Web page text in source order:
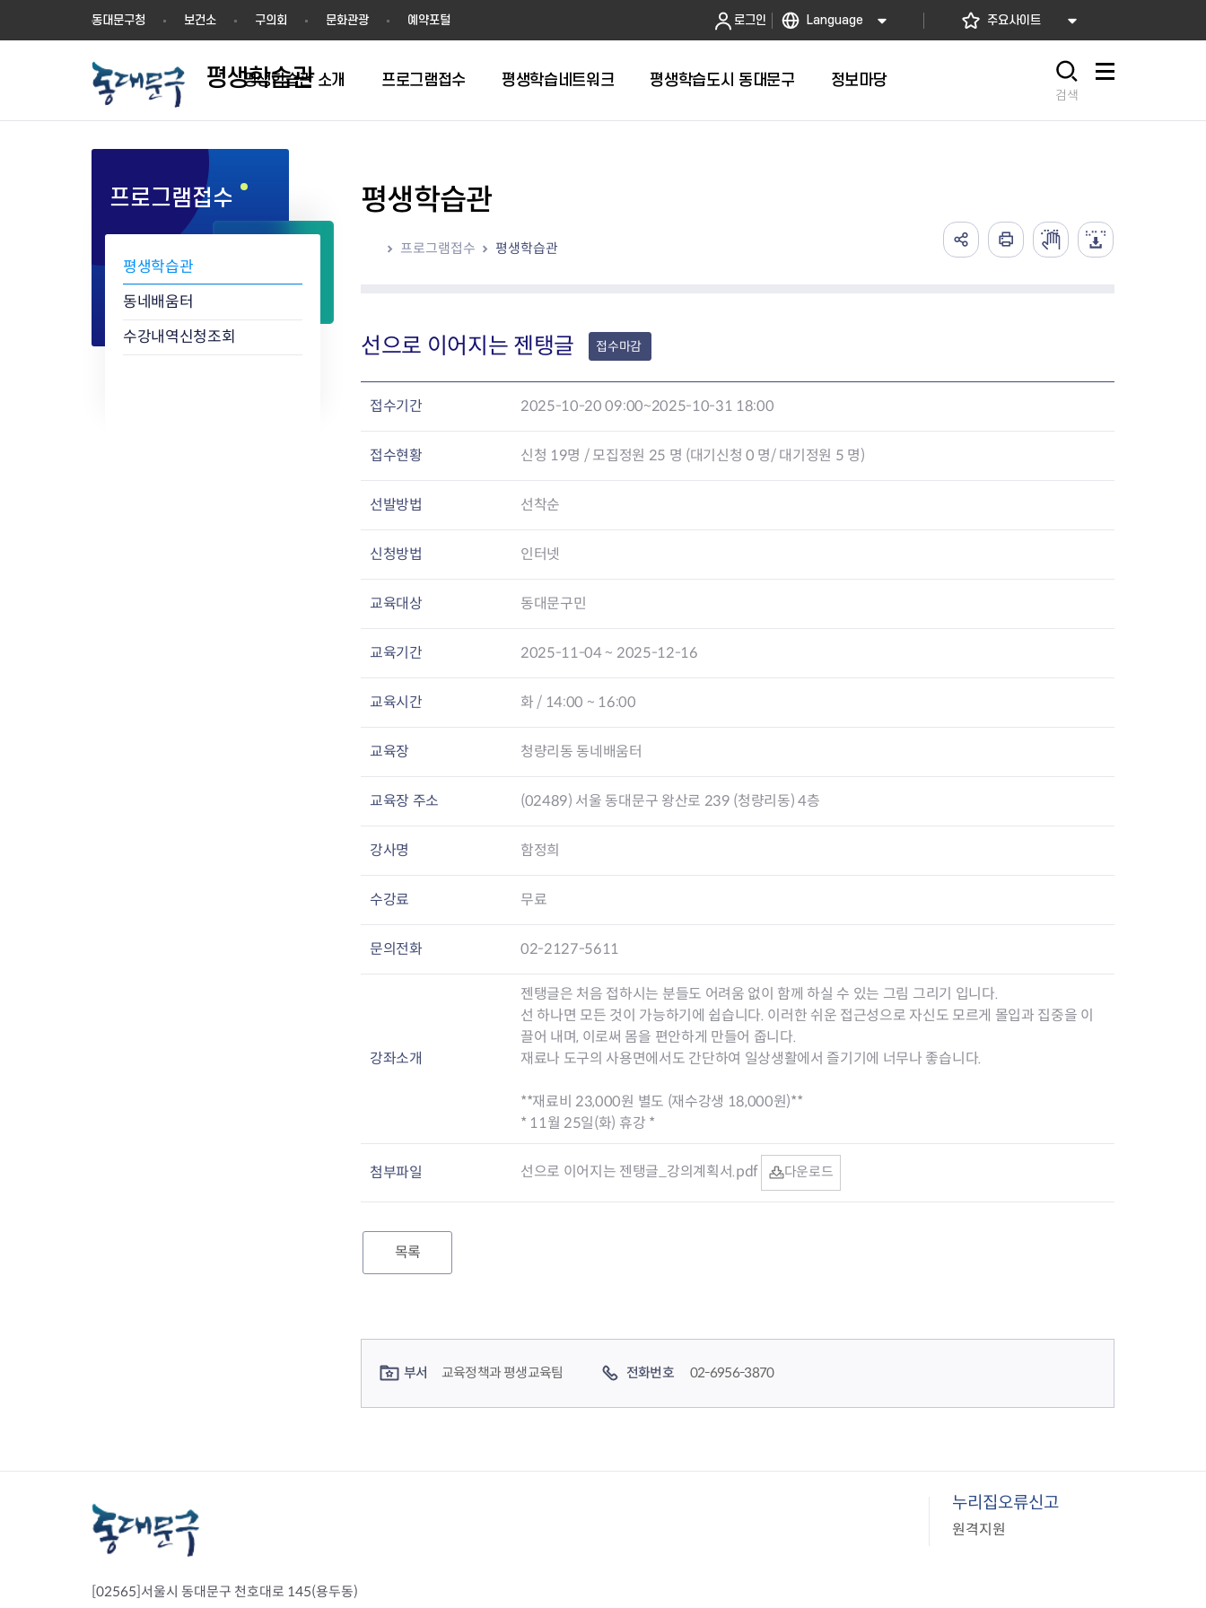
동대문구청 보건소 구의회 문화관광 예약포털 로그인 Language 주요사이트
평생학습관
평생학습관 소개 프로그램접수 평생학습네트워크
학습동아리 인증절차
학습동아리 현황
평생학습도시 동대문구 정보마당
검색
사이트맵
프로그램접수
평생학습관
동네배움터
수강내역신청조회
평생학습관
프로그램접수 평생학습관
선으로 이어지는 젠탱글 접수마감
접수기간 2025-10-20 09:00~2025-10-31 18:00
접수현황 신청 19명 / 모집정원 25 명 (대기신청 0 명/ 대기정원 5 명)
선발방법 선착순
신청방법 인터넷
교육대상 동대문구민
교육기간 2025-11-04 ~ 2025-12-16
교육시간 화 / 14:00 ~ 16:00
교육장 청량리동 동네배움터
교육장 주소 (02489) 서울 동대문구 왕산로 239 (청량리동) 4층
강사명 함정희
수강료 무료
문의전화 02-2127-5611
강좌소개
젠탱글은 처음 접하시는 분들도 어려움 없이 함께 하실 수 있는 그림 그리기 입니다.
선 하나면 모든 것이 가능하기에 쉽습니다. 이러한 쉬운 접근성으로 자신도 모르게 몰입과 집중을 이
끌어 내며, 이로써 몸을 편안하게 만들어 줍니다.
재료나 도구의 사용면에서도 간단하여 일상생활에서 즐기기에 너무나 좋습니다.
**재료비 23,000원 별도 (재수강생 18,000원)**
* 11월 25일(화) 휴강 *
첨부파일 선으로 이어지는 젠탱글_강의계획서.pdf 다운로드
목록
부서 교육정책과 평생교육팀 전화번호 02-6956-3870
[02565]서울시 동대문구 천호대로 145(용두동)
누리집오류신고
원격지원